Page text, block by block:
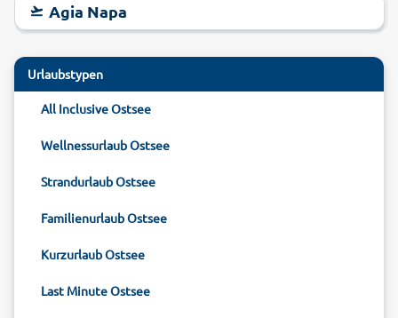
Agia Napa
Urlaubstypen
All Inclusive Ostsee
Wellnessurlaub Ostsee
Strandurlaub Ostsee
Familienurlaub Ostsee
Kurzurlaub Ostsee
Last Minute Ostsee